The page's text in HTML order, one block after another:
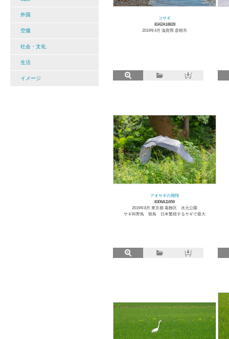
外国
空撮
社会・文化
生活
イメージ
コサギ
8342A18828
2019年4月 滋賀県 彦根市
アオサギの飛翔
8306A11656
2019年8月 東京都 葛飾区 水元公園
サギ科野鳥 留鳥 日本繁殖するサギで最大